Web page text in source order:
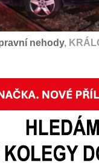
nehody,